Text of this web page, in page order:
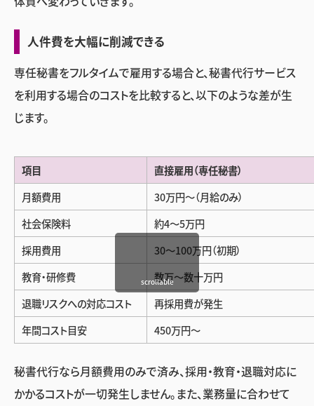
人件費を大幅に削減できる
専任秘書をフルタイムで雇用する場合と、秘書代行サービス
を利用する場合のコストを比較すると、以下のような差が生
じます。
項目
直接雇用（専任秘書）
月額費用
30万円〜（月給のみ）
社会保険料
約4〜5万円
採用費用
30〜100万円（初期）
教育・研修費
数万〜数十万円
退職リスクへの対応コスト
再採用費が発生
年間コスト目安
450万円〜
scrollable
秘書代行なら月額費用のみで済み、採用・教育・退職対応に
かかるコストが一切発生しません。また、業務量に合わせて